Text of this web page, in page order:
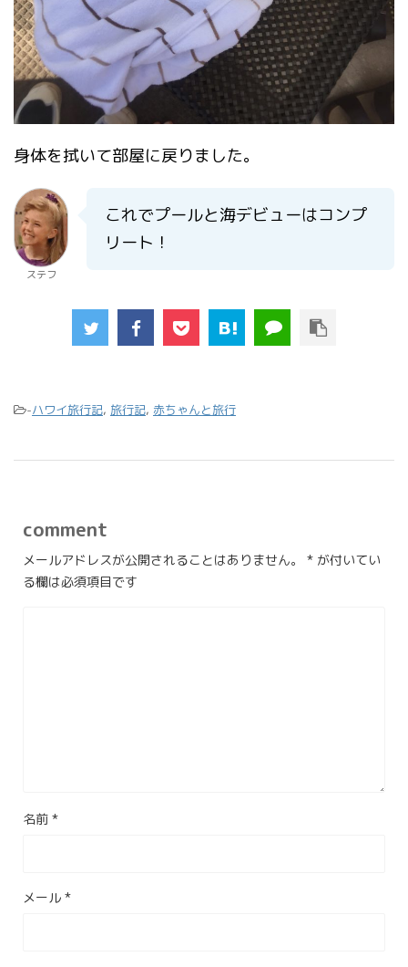
身体を拭いて部屋に戻りました。
ステフ
これでプールと海デビューはコンプ
リート！
-ハワイ旅行記, 旅行記, 赤ちゃんと旅行
comment
メールアドレスが公開されることはありません。 * が付いてい
る欄は必須項目です
名前 *
メール *